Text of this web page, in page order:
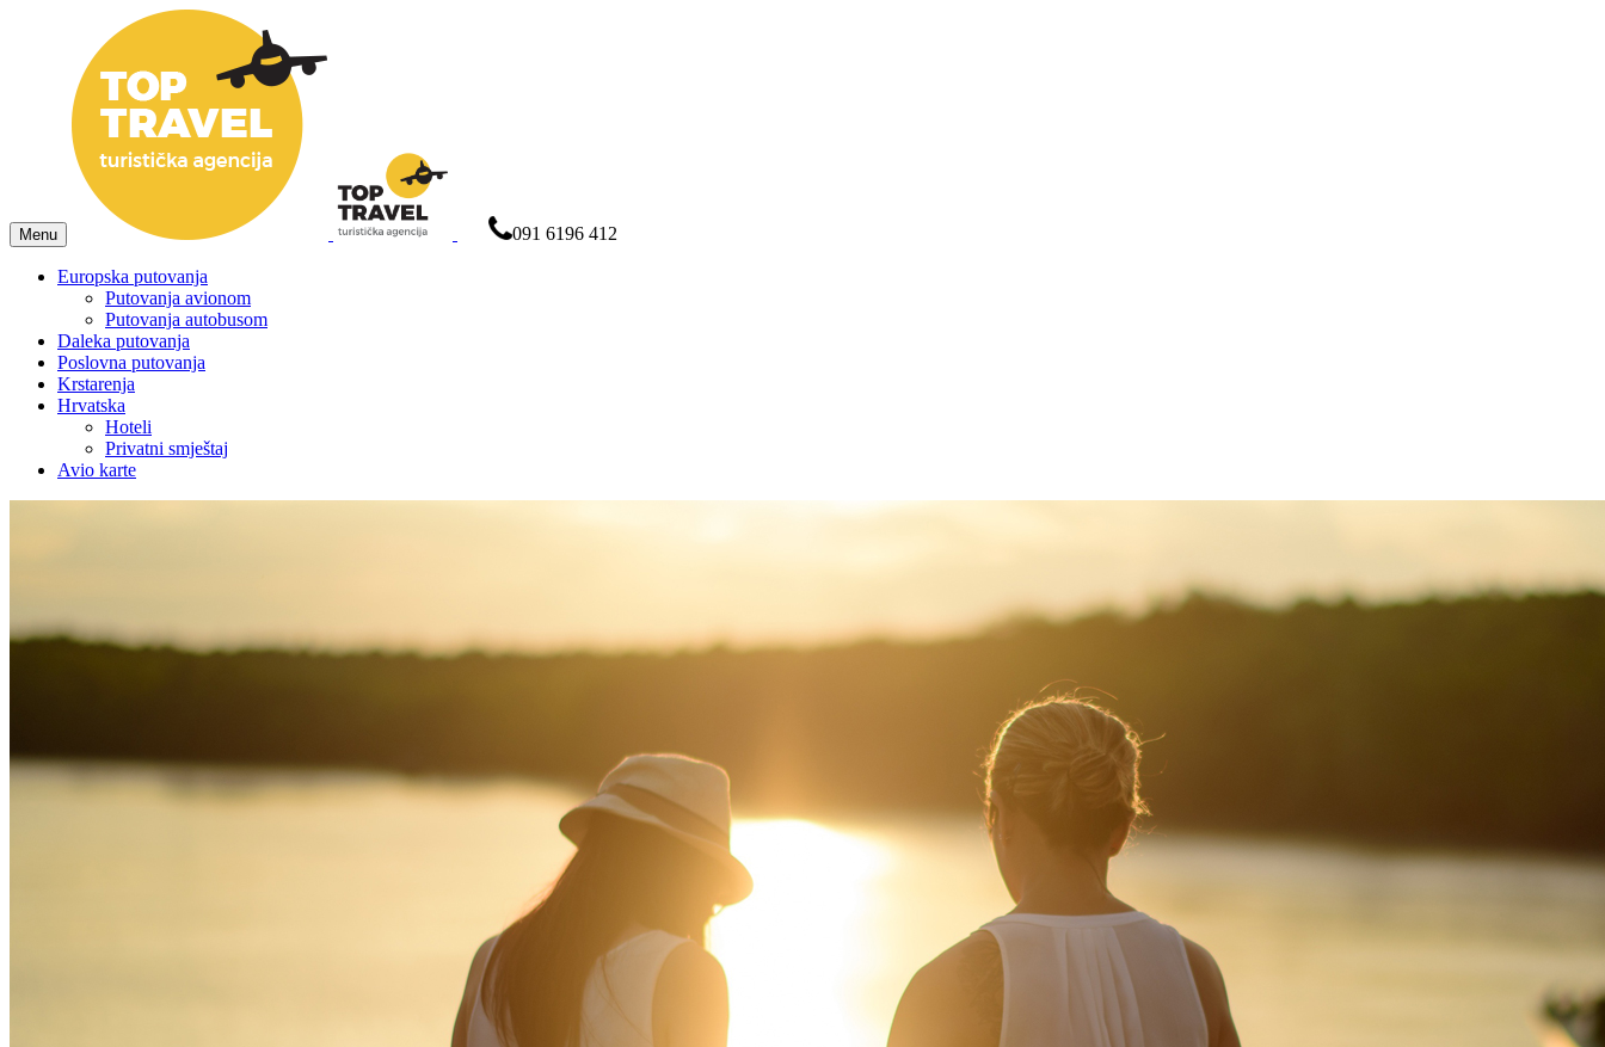
Menu 091 6196 412
Europska putovanja
Putovanja avionom
Putovanja autobusom
Daleka putovanja
Poslovna putovanja
Krstarenja
Hrvatska
Hoteli
Privatni smještaj
Avio karte